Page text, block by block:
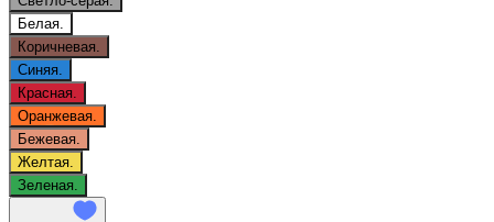
Белая.
Коричневая.
Синяя.
Красная.
Оранжевая.
Бежевая.
Желтая.
Зеленая.